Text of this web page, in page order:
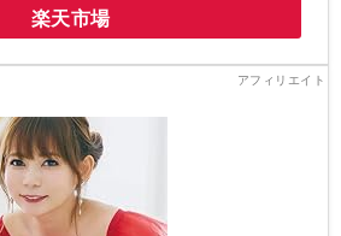
楽天市場